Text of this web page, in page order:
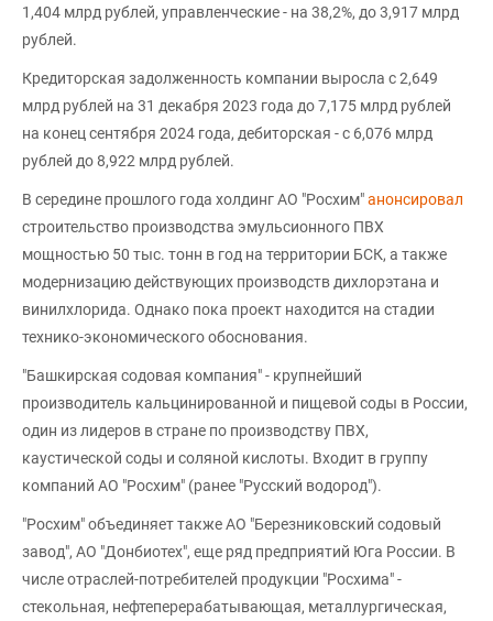
1,404 млрд рублей, управленческие - на 38,2%, до 3,917 млрд
рублей.
Кредиторская задолженность компании выросла с 2,649
млрд рублей на 31 декабря 2023 года до 7,175 млрд рублей
на конец сентября 2024 года, дебиторская - с 6,076 млрд
рублей до 8,922 млрд рублей.
В середине прошлого года холдинг АО "Росхим"анонсировал
строительство производства эмульсионного ПВХ
мощностью 50 тыс. тонн в год на территории БСК, а также
модернизацию действующих производств дихлорэтана и
винилхлорида. Однако пока проект находится на стадии
технико-экономического обоснования.
"Башкирская содовая компания" - крупнейший
производитель кальцинированной и пищевой соды в России,
один из лидеров в стране по производству ПВХ,
каустической соды и соляной кислоты. Входит в группу
компаний АО "Росхим" (ранее "Русский водород").
"Росхим" объединяет также АО "Березниковский содовый
завод", АО "Донбиотех", еще ряд предприятий Юга России. В
числе отраслей-потребителей продукции "Росхима" -
стекольная, нефтеперерабатывающая, металлургическая,